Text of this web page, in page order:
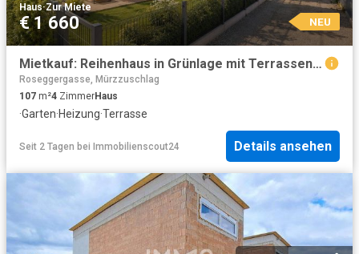
Haus·Zur Miete
€ 1 660 NEU
Mietkauf: Reihenhaus in Grünlage mit Terrassen und Eigengarten!
Roseggergasse, Mürzzuschlag
107 m²4 ZimmerHaus
·Garten·Heizung·Terrasse
Seit 2 Tagen bei Immobilienscout24 Details ansehen